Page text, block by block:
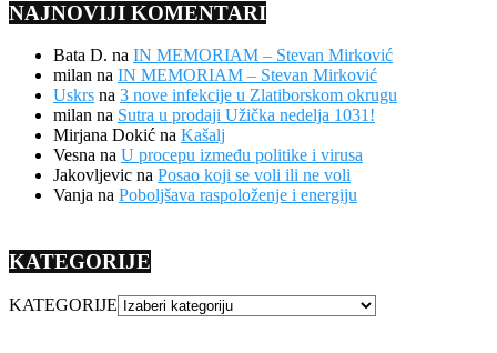
NAJNOVIJI KOMENTARI
Bata D. na IN MEMORIAM – Stevan Mirković
milan na IN MEMORIAM – Stevan Mirković
Uskrs na 3 nove infekcije u Zlatiborskom okrugu
milan na Sutra u prodaji Užička nedelja 1031!
Mirjana Dokić na Kašalj
Vesna na U procepu između politike i virusa
Jakovljevic na Posao koji se voli ili ne voli
Vanja na Poboljšava raspoloženje i energiju
KATEGORIJE
KATEGORIJE